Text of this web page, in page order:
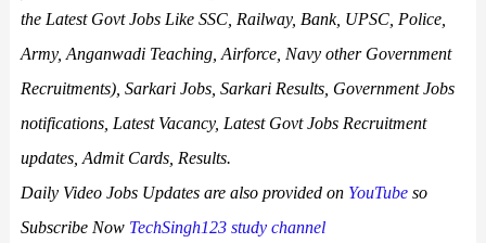
the Latest Govt Jobs Like SSC, Railway, Bank, UPSC, Police,
Army, Anganwadi Teaching, Airforce, Navy other Government
Recruitments), Sarkari Jobs, Sarkari Results, Government Jobs
notifications, Latest Vacancy, Latest Govt Jobs Recruitment
updates, Admit Cards, Results.
Daily Video Jobs Updates are also provided onYouTubeso
Subscribe Now TechSingh123 study channel